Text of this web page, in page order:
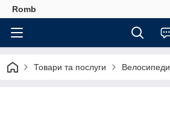
Romb
Товари та послуги Велосипеди